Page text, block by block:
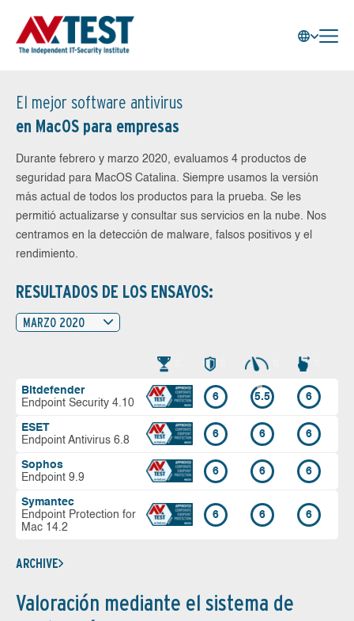
El mejor software antivirus
en MacOS para empresas
Durante febrero y marzo 2020, evaluamos 4 productos de
seguridad para MacOS Catalina. Siempre usamos la versión
más actual de todos los productos para la prueba. Se les
permitió actualizarse y consultar sus servicios en la nube. Nos
centramos en la detección de malware, falsos positivos y el
rendimiento.
RESULTADOS DE LOS ENSAYOS:
MARZO 2020
Bitdefender
Endpoint Security 4.10
6 5.5 6
ESET
Endpoint Antivirus 6.8
6 6 6
Sophos
Endpoint 9.9
6 6 6
Symantec
Endpoint Protection for
Mac 14.2
6 6 6
ARCHIVE
Valoración mediante el sistema de